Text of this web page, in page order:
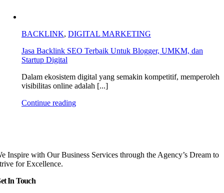
BACKLINK, DIGITAL MARKETING
Jasa Backlink SEO Terbaik Untuk Blogger, UMKM, dan
Startup Digital
Dalam ekosistem digital yang semakin kompetitif, memperoleh
visibilitas online adalah [...]
Continue reading
Inspire with Our Business Services through the Agency’s Dream to
for Excellence.
In Touch